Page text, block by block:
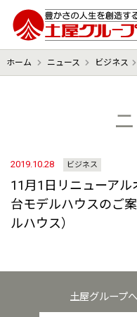
ホーム ニュース ビジネス
2019.10.28 ビジネス
11月1日リニューア
台モデルハウスのご
ルハウス）
土屋グループ